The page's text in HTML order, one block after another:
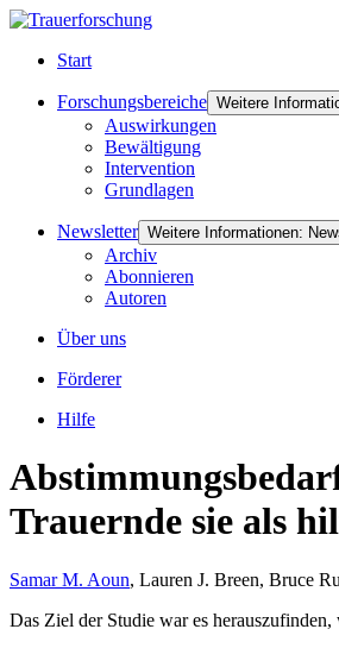
Start
Forschungsbereiche Weitere
Auswirkungen
Bewältigung
Intervention
Grundlagen
Newsletter Weitere Informationen:
Archiv
Abonnieren
Autoren
Über uns
Förderer
Hilfe
Trauernde sie als
Samar M. Aoun, Lauren J. Breen, Bruce
Das Ziel der Studie war es